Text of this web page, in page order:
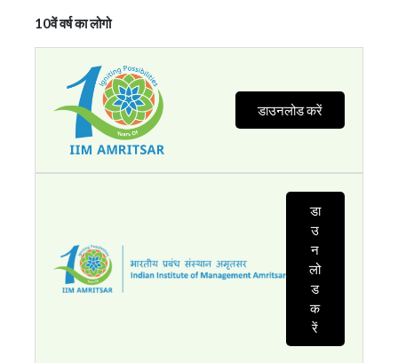
10वें वर्ष का लोगो
डाउनलोड करें
डा
उ
न
लो
ड
क
रें